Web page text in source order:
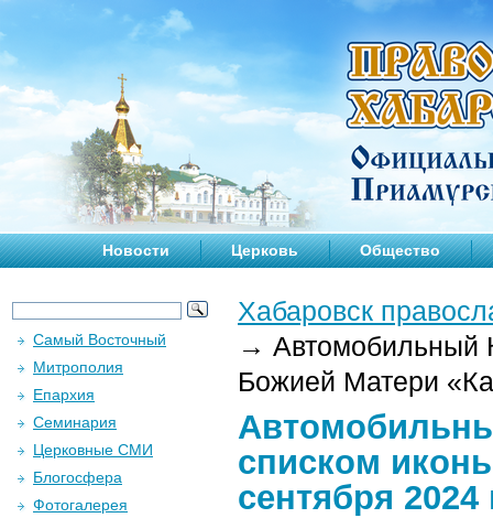
Новости Церковь Общество
Хабаровск
→ Автомобильный
Божией Матери
списком
сентября 2024
Самый Восточный
Митрополия
Епархия
Семинария
Церковные СМИ
Блогосфера
Фотогалерея